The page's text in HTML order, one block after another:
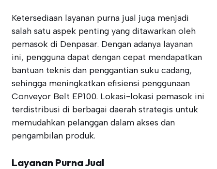
Ketersediaan layanan purna jual juga menjadi
salah satu aspek penting yang ditawarkan oleh
pemasok di Denpasar. Dengan adanya layanan
ini, pengguna dapat dengan cepat mendapatkan
bantuan teknis dan penggantian suku cadang,
sehingga meningkatkan efisiensi penggunaan
Conveyor Belt EP100. Lokasi-lokasi pemasok ini
terdistribusi di berbagai daerah strategis untuk
memudahkan pelanggan dalam akses dan
pengambilan produk.
Layanan Purna Jual